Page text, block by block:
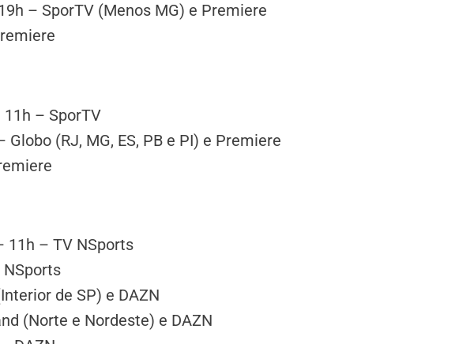
– SporTV (Menos MG) e Premiere
– SporTV
(RJ, MG, ES, PB e PI) e Premiere
11h – TV NSports
de SP) e DAZN
(Norte e Nordeste) e DAZN